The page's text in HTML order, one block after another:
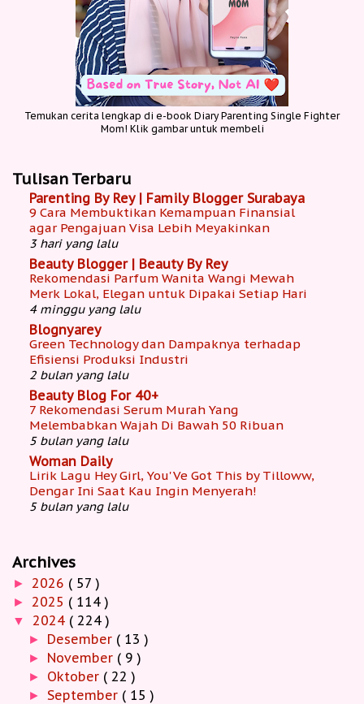
Temukan cerita lengkap di e-book Diary Parenting Single Fighter
Mom! Klik gambar untuk membeli
Tulisan Terbaru
Parenting By Rey | Family Blogger Surabaya
9 Cara Membuktikan Kemampuan Finansial
agar Pengajuan Visa Lebih Meyakinkan
3 hari yang lalu
Beauty Blogger | Beauty By Rey
Rekomendasi Parfum Wanita Wangi Mewah
Merk Lokal, Elegan untuk Dipakai Setiap Hari
4 minggu yang lalu
Blognyarey
Green Technology dan Dampaknya terhadap
Efisiensi Produksi Industri
2 bulan yang lalu
Beauty Blog For 40+
7 Rekomendasi Serum Murah Yang
Melembabkan Wajah Di Bawah 50 Ribuan
5 bulan yang lalu
Woman Daily
Lirik Lagu Hey Girl, You'Ve Got This by Tilloww,
Dengar Ini Saat Kau Ingin Menyerah!
5 bulan yang lalu
Archives
► 2026 ( 57 )
► 2025 ( 114 )
▼ 2024 ( 224 )
► Desember ( 13 )
► November ( 9 )
► Oktober ( 22 )
► September ( 15 )